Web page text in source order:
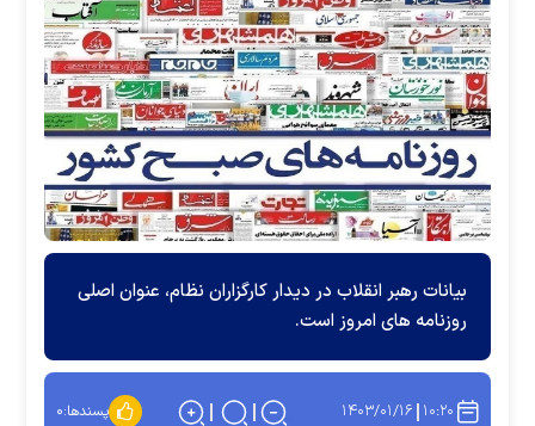
بیانات رهبر انقلاب در دیدار کارگزاران نظام، عنوان اصلی
روزنامه های امروز است.
۱۰:۲۰ ۱۴۰۳/۰۱/۱۶ پسندها:۰